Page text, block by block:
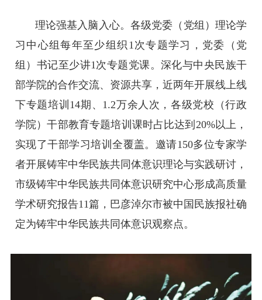
理论强基入脑入心。各级党委（党组）理论学
习中心组每年至少组织1次专题学习，党委（党
组）书记至少讲1次专题党课。深化与中央民族干
部学院的合作交流、资源共享，近两年开展线上线
下专题培训14期、1.2万余人次，各级党校（行政
学院）干部教育专题培训课时占比达到20%以上，
实现了干部学习培训全覆盖。邀请150多位专家学
者开展铸牢中华民族共同体意识理论与实践研讨，
市级铸牢中华民族共同体意识研究中心形成高质量
学术研究报告11篇，巴彦淖尔市被中国民族报社确
定为铸牢中华民族共同体意识观察点。